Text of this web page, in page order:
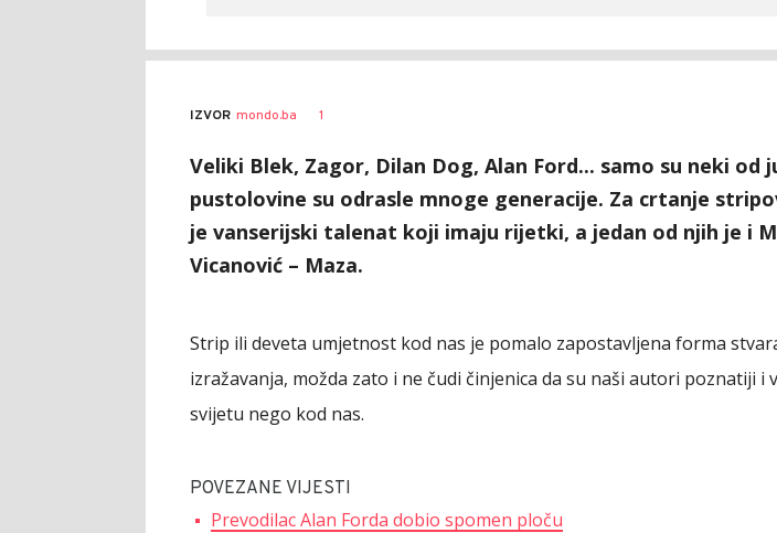
AUTOR
Dušan
Volaš
IZVOR mondo.ba 1
Veliki Blek, Zagor, Dilan Dog, Alan Ford... samo su neki od
pustolovine su odrasle mnoge generacije. Za crtanje
je vanserijski talenat koji imaju rijetki, a jedan od njih je i
Vicanović – Maza.
Strip ili deveta umjetnost kod nas je pomalo zapostavljena forma
izražavanja, možda zato i ne čudi činjenica da su naši autori poznatiji i
svijetu nego kod nas.
POVEZANE VIJESTI
Prevodilac Alan Forda dobio spomen ploču